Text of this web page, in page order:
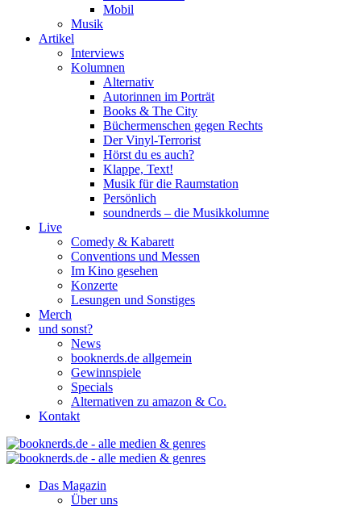
Mobil
Musik
Artikel
Interviews
Kolumnen
Alternativ
Autorinnen im Porträt
Books & The City
Büchermenschen gegen Rechts
Der Vinyl-Terrorist
Hörst du es auch?
Klappe, Text!
Musik für die Raumstation
Persönlich
soundnerds – die Musikkolumne
Live
Comedy & Kabarett
Conventions und Messen
Im Kino gesehen
Konzerte
Lesungen und Sonstiges
Merch
und sonst?
News
booknerds.de allgemein
Gewinnspiele
Specials
Alternativen zu amazon & Co.
Kontakt
Das Magazin
Über uns